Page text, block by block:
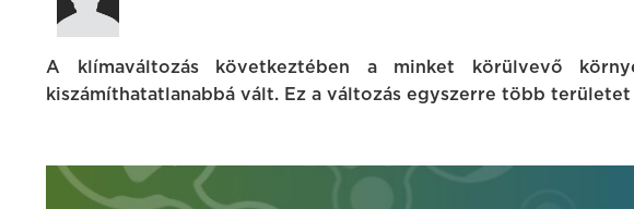
A klímaváltozás következtében a minket körülvevő
kiszámíthatatlanabbá vált. Ez a változás egyszerre több